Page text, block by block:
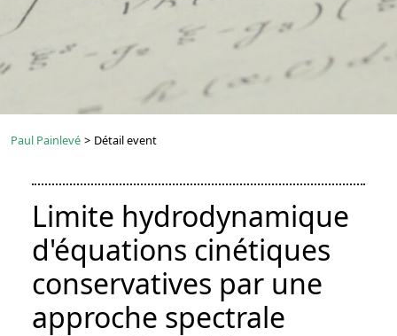
Paul Painlevé > Détail event
Limite hydrodynamique
d'équations cinétiques
conservatives par une
approche spectrale